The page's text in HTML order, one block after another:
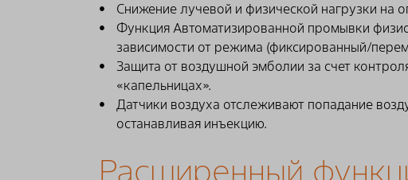
Снижение лучевой и физической нагрузки на
Функция Автоматизированной промывки
зависимости от режима (фиксированный/
Защита от воздушной эмболии за счет
«капельницах».
Датчики воздуха отслеживают попадание
останавливая инъекцию.
Расширенный